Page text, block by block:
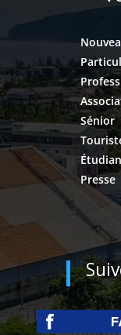
Sénior
Presse